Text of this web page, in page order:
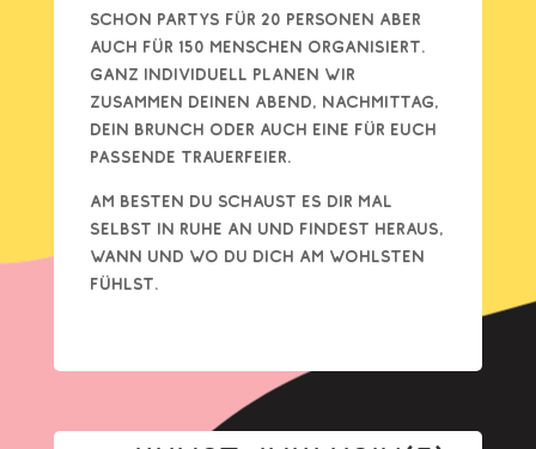
schon Partys für 20 Personen aber
auch für 150 Menschen organisiert.
Ganz individuell planen wir
zusammen deinen Abend, Nachmittag,
dein Brunch oder auch eine für euch
passende Trauerfeier.
Am besten du schaust es dir mal
selbst in Ruhe an und findest heraus,
wann und wo Du dich am wohlsten
fühlst.